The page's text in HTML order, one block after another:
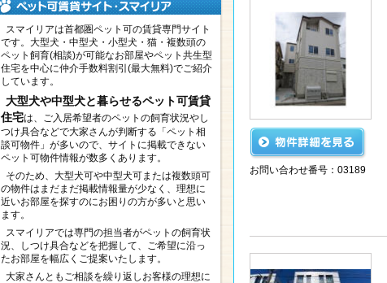
お問い合わせ番号：03189
スマイリアは首都圏ペット可の賃貸専門サイト
です。大型犬・中型犬・小型犬・猫・複数頭の
ペット飼育(相談)が可能なお部屋やペット共生型
住宅を中心に仲介手数料割引(最大無料)でご紹介
しています。
大型犬や中型犬と暮らせるペット可賃貸
住宅は、ご入居希望者のペットの飼育状況やし
つけ具合などで大家さんが判断する「ペット相
談可物件」が多いので、サイトに掲載できない
ペット可物件情報が数多くあります。
そのため、大型犬可や中型犬可または複数頭可
の物件はまだまだ掲載情報量が少なく、理想に
近いお部屋を探すのにお困りの方が多いと思い
ます。
スマイリアでは専門の担当者がペットの飼育状
況、しつけ具合などを把握して、ご希望に沿っ
たお部屋を幅広くご提案いたします。
大家さんともご相談を繰り返しお客様の理想に